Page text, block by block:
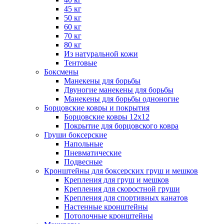
45 кг
50 кг
60 кг
70 кг
80 кг
Из натуральной кожи
Тентовые
Боксмены
Манекены для борьбы
Двуногие манекены для борьбы
Манекены для борьбы одноногие
Борцовские ковры и покрытия
Борцовские ковры 12х12
Покрытие для борцовского ковра
Груши боксерские
Напольные
Пневматические
Подвесные
Кронштейны для боксерских груш и мешков
Крепления для груш и мешков
Крепления для скоростной груши
Крепления для спортивных канатов
Настенные кронштейны
Потолочные кронштейны